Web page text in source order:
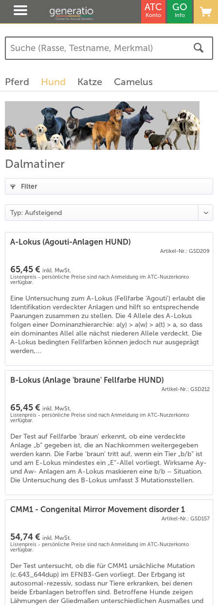
ATC
Konto
GO
Info
Pferd Hund Katze Camelus
(7)
Dalmatiner
Filter
A-Lokus (Agouti-Anlagen HUND)
Artikel-Nr.: GSD209
65,45 € inkl. MwSt.
Listenpreis - persönliche Preise sind nach Anmeldung im ATC-Nutzerkonto
verfügbar.
Eine Untersuchung zum A-Lokus (Fellfarbe 'Agouti') erlaubt die
Identifikation verdeckter Anlagen und hilft so entsprechende
Paarungen zusammen zu stellen. Die 4 Allele des A-Lokus
folgen einer Dominanzhierarchie: a(y) > a(w) > a(t) > a, so dass
ein dominantes Allel alle nächst niederen Allele verdeckt. Die
A-Lokus bedingten Fellfarben können jedoch nur ausgeprägt
werden,...
B-Lokus (Anlage 'braune' Fellfarbe HUND)
Artikel-Nr.: GSD212
65,45 € inkl. MwSt.
Listenpreis - persönliche Preise sind nach Anmeldung im ATC-Nutzerkonto
verfügbar.
Der Test auf Fellfarbe 'braun' erkennt, ob eine verdeckte
Anlage „b“ gegeben ist, die an Nachkommen weitergegeben
werden kann. Die Farbe 'braun' tritt auf, wenn ein Tier „b/b“ ist
und am E-Lokus mindestes ein „E“-Allel vorliegt. Wirksame Ay-
und Aw- Anlagen am A-Lokus maskieren eine b/b – Situation.
Die Untersuchung des B-Lokus umfasst 3 Mutationsstellen.
CMM1 - Congenital Mirror Movement disorder 1
Artikel-Nr.: GSD157
54,74 € inkl. MwSt.
Listenpreis - persönliche Preise sind nach Anmeldung im ATC-Nutzerkonto
verfügbar.
Der Test untersucht, ob die für CMM1 ursächliche Mutation
(c.643_644dup) im EFNB3-Gen vorliegt. Der Erbgang ist
autosomal-rezessiv, sodass nur Tiere erkranken, bei denen
beide Erbanlagen betroffen sind. Betroffene Hunde zeigen
Lähmungen der Gliedmaßen unterschiedlichen Ausmaßes und